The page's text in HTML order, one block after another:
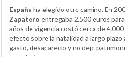
España ha elegido otro camino. En
Zapatero entregaba 2.500 euros
años de vigencia costó cerca de
efecto sobre la natalidad a largo plazo
gastó, desapareció y no dejó